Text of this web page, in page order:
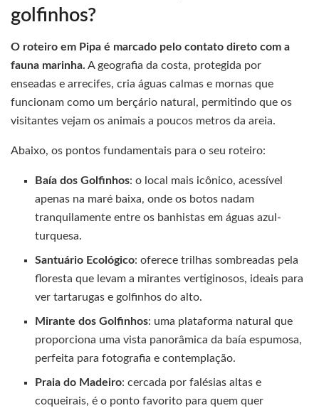
golfinhos?
O roteiro em Pipa é marcado pelo contato direto com a
fauna marinha. A geografia da costa, protegida por
enseadas e arrecifes, cria águas calmas e mornas que
funcionam como um berçário natural, permitindo que os
visitantes vejam os animais a poucos metros da areia.
Abaixo, os pontos fundamentais para o seu roteiro:
Baía dos Golfinhos: o local mais icônico, acessível
apenas na maré baixa, onde os botos nadam
tranquilamente entre os banhistas em águas azul-
turquesa.
Santuário Ecológico: oferece trilhas sombreadas pela
floresta que levam a mirantes vertiginosos, ideais para
ver tartarugas e golfinhos do alto.
Mirante dos Golfinhos: uma plataforma natural que
proporciona uma vista panorâmica da baía espumosa,
perfeita para fotografia e contemplação.
Praia do Madeiro: cercada por falésias altas e
coqueirais, é o ponto favorito para quem quer